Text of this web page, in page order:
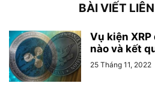
BÀI VIẾT
Vụ kiện
nào và kết
25 Tháng 11, 2022